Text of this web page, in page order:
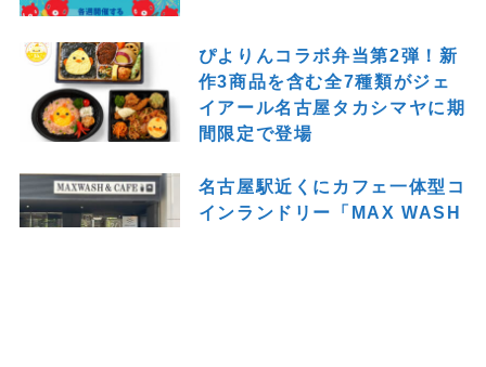
ぴよりんコラボ弁当第2弾！新
作3商品を含む全7種類がジェ
イアール名古屋タカシマヤに期
間限定で登場
名古屋駅近くにカフェ一体型コ
インランドリー「MAX WASH